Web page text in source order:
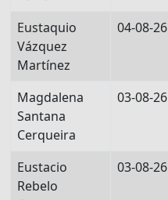
Eustaquio
Vázquez
Martínez
04-08-26
Magdalena
Santana
Cerqueira
03-08-26
Eustacio
Rebelo
03-08-26